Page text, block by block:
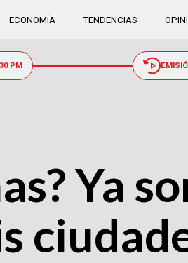
ECONOMÍA TENDENCIAS
PM
Ya